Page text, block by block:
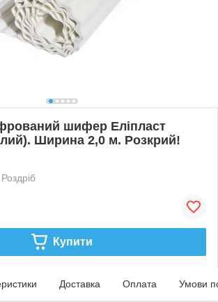
шифер Еліпласт
Ширина 2,0 м. Розкрий!
Роздріб
Купити
Доставка Оплата Умови